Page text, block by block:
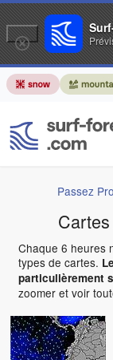
Passez
Chaque 6 heures
types de cartes.
particulièrement
zoomer et voir